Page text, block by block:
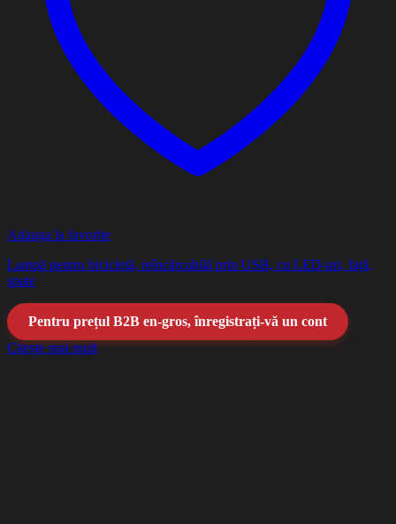
Adauga la favorite
Lampă pentru bicicletă, reîncărcabilă prin USB, cu LED-uri, față,
spate
Pentru prețul B2B en-gros, înregistrați-vă un cont
Citește mai mult